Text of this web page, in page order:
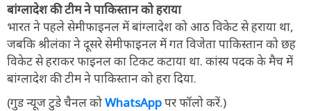
बांग्लादेश की टीम ने पाकिस्तान को हराया
भारत ने पहले सेमीफाइनल में बांग्लादेश को आठ विकेट से हराया था,
जबकि श्रीलंका ने दूसरे सेमीफाइनल में गत विजेता पाकिस्तान को छह
विकेट से हराकर फाइनल का टिकट कटाया था. कांस्य पदक के मैच में
बांग्लादेश की टीम ने पाकिस्तान को हरा दिया.
(गुड न्यूज टुडे चैनल कोWhatsAppपर फॉलो करें.)